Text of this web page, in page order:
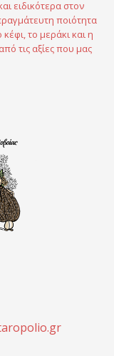
ειδικότερα στον
ποιότητα
το μεράκι και η
τις αξίες που μας